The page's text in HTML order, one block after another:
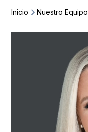
Inicio Nuestro Equipo